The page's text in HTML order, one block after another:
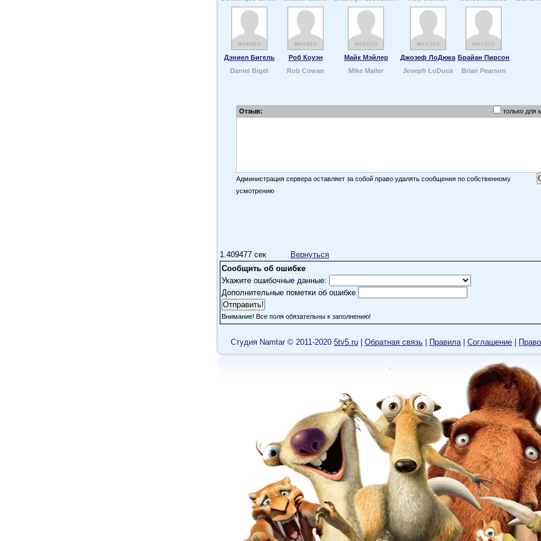
Дэниел Бигель Роб Коуэн Майк Мэйлер Джозеф ЛоДюка Брайан Пирсон
Daniel Bigel
Rob Cowan Mike Mailer Joseph LoDuca Brian Pearson
Отзыв: только для
Администрация сервера оставляет за собой право удалять сообщения по собственному
усмотрению
1.409477 сек
Вернуться
Сообщить об ошибке
Укажите ошибочные данные:
Дополнительные пометки об ошибке
Внимание! Все поля обязательны к заполнению!
Cтудия Namtar © 2011-2020 5tv5.ru Обратная связь Правила| Cоглашение